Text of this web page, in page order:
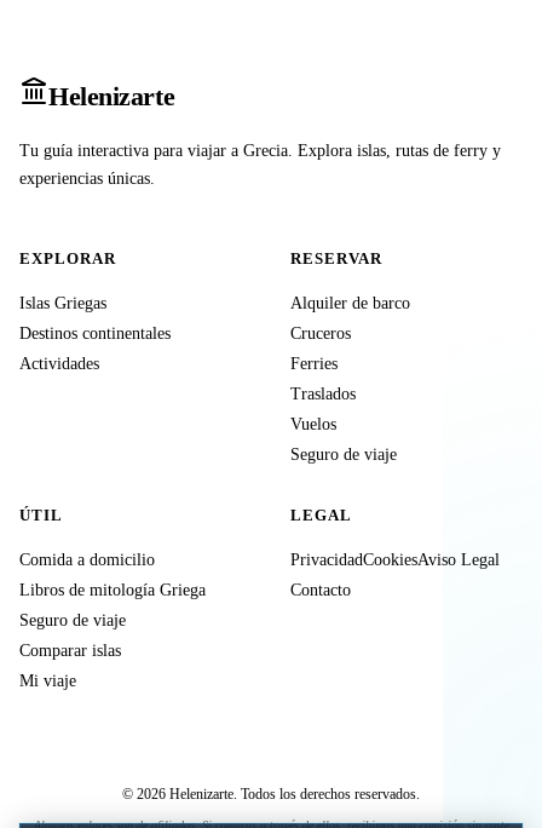
Helenizarte
Tu guía interactiva para viajar a Grecia. Explora islas, rutas de ferry y
experiencias únicas.
EXPLORAR
Islas Griegas
Destinos continentales
Actividades
RESERVAR
Alquiler de barco
Cruceros
Ferries
Traslados
Vuelos
Seguro de viaje
ÚTIL
Comida a domicilio
Libros de mitología Griega
Seguro de viaje
Comparar islas
Mi viaje
LEGAL
PrivacidadCookiesAviso Legal
Contacto
© 2026 Helenizarte. Todos los derechos reservados.
Algunos enlaces son de afiliados. Si compras a través de ellos, recibimos una comisión sin coste